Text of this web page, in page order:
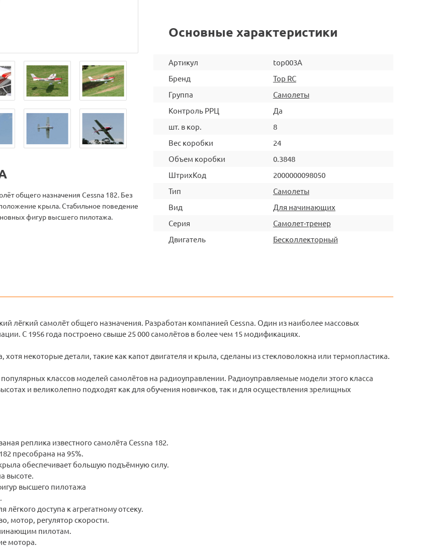
общего назначения Cessna 182. Без
крыла. Стабильное поведение
фигур высшего пилотажа.
Основные характеристики
Артикул
top003A
Бренд
Top RC
Группа
Самолеты
Контроль РРЦ
Да
шт. в кор.
8
Вес коробки
24
Объем коробки
0.3848
ШтрихКод
2000000098050
Тип
Самолеты
Вид
Для начинающих
Серия
Самолет-тренер
Двигатель
Бесколлекторный
лёгкий самолёт общего назначения. Разработан компанией Cessna. Один из наиболее массовых
С 1956 года построено свыше 25 000 самолётов в более чем 15 модификациях.
хотя некоторые детали, такие как капот двигателя и крыла, сделаны из стекловолокна или термопластика.
классов моделей самолётов на радиоуправлении. Радиоуправляемые модели этого класса
и великолепно подходят как для обучения новичков, так и для осуществления зрелищных
реплика известного самолёта Cessna 182.
пресобрана на 95%.
обеспечивает большую подъёмную силу.
высоте.
высшего пилотажа
доступа к агрегатному отсеку.
мотор, регулятор скорости.
пилотам.
мотора.